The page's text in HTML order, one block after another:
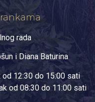
rada
i Diana Baturina
od 12:30 do 15:00 sati
od 08:30 do 11:00 sati